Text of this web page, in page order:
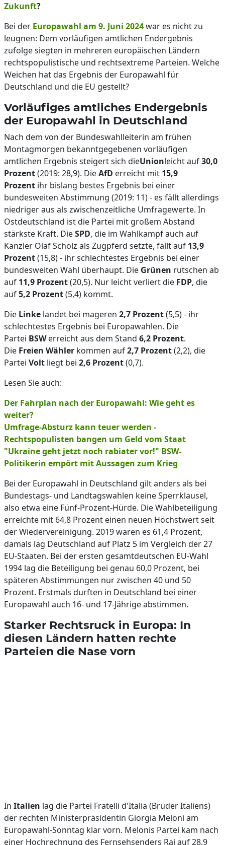
Zukunft?
Bei der Europawahl am 9. Juni 2024war es nicht zu
leugnen: Dem vorläufigen amtlichen Endergebnis
zufolge siegten in mehreren europäischen Ländern
rechtspopulistische und rechtsextreme Parteien. Welche
Weichen hat das Ergebnis der Europawahl für
Deutschland und die EU gestellt?
Vorläufiges amtliches Endergebnis
der Europawahl in Deutschland
Nach dem von der Bundeswahlleiterin am frühen
Montagmorgen bekanntgegebenen vorläufigen
amtlichen Ergebnis steigert sich dieUnionleicht auf30,0
Prozent(2019: 28,9). DieAfD erreicht mit 15,9
Prozent ihr bislang bestes Ergebnis bei einer
bundesweiten Abstimmung (2019: 11) - es fällt allerdings
niedriger aus als zwischenzeitliche Umfragewerte. In
Ostdeutschland ist die Partei mit großem Abstand
stärkste Kraft. DieSPD, die im Wahlkampf auch auf
Kanzler Olaf Scholz als Zugpferd setzte, fällt auf 13,9
Prozent(15,8) - ihr schlechtestes Ergebnis bei einer
bundesweiten Wahl überhaupt. Die Grünen rutschen ab
auf 11,9 Prozent(20,5). Nur leicht verliert die FDP, die
auf5,2 Prozent(5,4) kommt.
Die Linke landet bei mageren 2,7 Prozent(5,5) - ihr
schlechtestes Ergebnis bei Europawahlen. Die
Partei BSWerreicht aus dem Stand 6,2 Prozent.
Die Freien Wähler kommen auf2,7 Prozent(2,2), die
Partei Volt liegt bei 2,6 Prozent(0,7).
Lesen Sie auch:
Der Fahrplan nach der Europawahl: Wie geht es
weiter?
Umfrage-Absturz kann teuer werden -
Rechtspopulisten bangen um Geld vom Staat
"Ukraine geht jetzt noch rabiater vor!" BSW-
Politikerin empört mit Aussagen zum Krieg
Bei der Europawahl in Deutschland gilt anders als bei
Bundestags- und Landtagswahlen keine Sperrklausel,
also etwa eine Fünf-Prozent-Hürde. Die Wahlbeteiligung
erreichte mit 64,8 Prozent einen neuen Höchstwert seit
der Wiedervereinigung. 2019 waren es 61,4 Prozent,
damals lag Deutschland auf Platz 5 im Vergleich der 27
EU-Staaten. Bei der ersten gesamtdeutschen EU-Wahl
1994 lag die Beteiligung bei genau 60,0 Prozent, bei
späteren Abstimmungen nur zwischen 40 und 50
Prozent. Erstmals durften in Deutschland bei einer
Europawahl auch 16- und 17-Jährige abstimmen.
Starker Rechtsruck in Europa: In
diesen Ländern hatten rechte
Parteien die Nase vorn
In Italien lag die Partei Fratelli d'Italia (Brüder Italiens)
der rechten Ministerpräsidentin Giorgia Meloni am
Europawahl-Sonntag klar vorn. Melonis Partei kam nach
einer Hochrechnung des Fernsehsenders Rai auf 28,9